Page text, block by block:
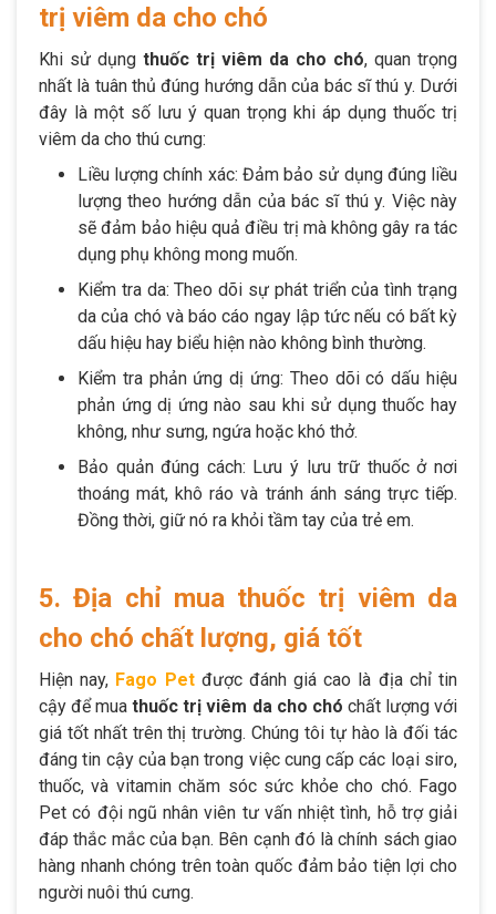
trị viêm da cho chó
Khi sử dụng thuốc trị viêm da cho chó, quan trọng
nhất là tuân thủ đúng hướng dẫn của bác sĩ thú y. Dưới
đây là một số lưu ý quan trọng khi áp dụng thuốc trị
viêm da cho thú cưng:
Liều lượng chính xác: Đảm bảo sử dụng đúng liều
lượng theo hướng dẫn của bác sĩ thú y. Việc này
sẽ đảm bảo hiệu quả điều trị mà không gây ra tác
dụng phụ không mong muốn.
Kiểm tra da: Theo dõi sự phát triển của tình trạng
da của chó và báo cáo ngay lập tức nếu có bất kỳ
dấu hiệu hay biểu hiện nào không bình thường.
Kiểm tra phản ứng dị ứng: Theo dõi có dấu hiệu
phản ứng dị ứng nào sau khi sử dụng thuốc hay
không, như sưng, ngứa hoặc khó thở.
Bảo quản đúng cách: Lưu ý lưu trữ thuốc ở nơi
thoáng mát, khô ráo và tránh ánh sáng trực tiếp.
Đồng thời, giữ nó ra khỏi tầm tay của trẻ em.
5. Địa chỉ mua thuốc trị viêm da
cho chó chất lượng, giá tốt
Hiện nay, Fago Petđược đánh giá cao là địa chỉ tin
cậy để muathuốc trị viêm da cho chó chất lượng với
giá tốt nhất trên thị trường. Chúng tôi tự hào là đối tác
đáng tin cậy của bạn trong việc cung cấp các loại siro,
thuốc, và vitamin chăm sóc sức khỏe cho chó. Fago
Pet có đội ngũ nhân viên tư vấn nhiệt tình, hỗ trợ giải
đáp thắc mắc của bạn. Bên cạnh đó là chính sách giao
hàng nhanh chóng trên toàn quốc đảm bảo tiện lợi cho
người nuôi thú cưng.